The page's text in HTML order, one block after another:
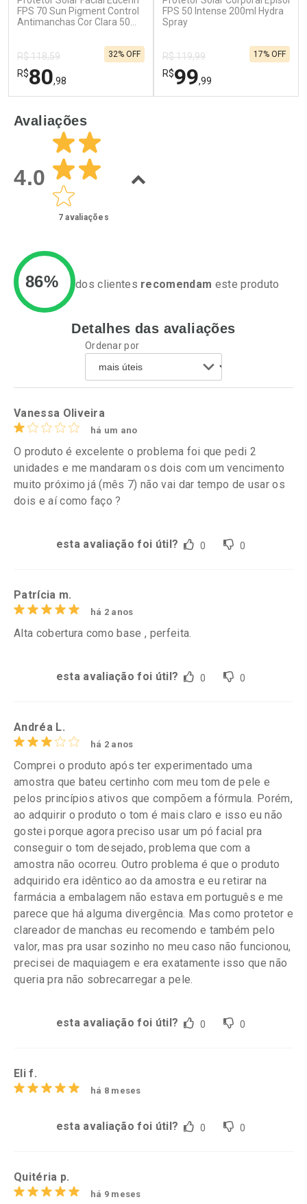
Comprar sem Desconto
Por R$ 49,27/cada
Comprar sem Desconto
Comprar sem Desconto
Por R$ 52,64/cada
Comprar sem Desconto
FPS 70 Sun Pigment Control
Antimanchas Cor Clara 50ml
R$ 118,59
R$80,98
32% OFF
Laboratório
Ativar Desconto
Comprar sem Desconto
Por R$ 80,98/cada
Por Menos
Comprar sem Desconto
FPS 50 Intense 200ml Hydra
Spray
R$ 119,99
R$99,99
17% OFF
Ativar Desconto
Comprar sem Desconto
Por R$ 99,99/cada
Por R$ 99,99/cada
Avaliações
4.0
7 avaliações
86% dos clientes recomendam este produto
Detalhes das avaliações
Ordenar por
Vanessa Oliveira
há um ano
O produto é excelente o problema foi que pedi 2
unidades e me mandaram os dois com um vencimento
muito próximo já (mês 7) não vai dar tempo de usar os
dois e aí como faço ?
esta avaliação foi útil? 0 0
Patrícia m.
há 2 anos
Alta cobertura como base , perfeita.
esta avaliação foi útil? 0 0
Andréa L.
há 2 anos
Comprei o produto após ter experimentado uma
amostra que bateu certinho com meu tom de pele e
pelos princípios ativos que compõem a fórmula. Porém,
ao adquirir o produto o tom é mais claro e isso eu não
gostei porque agora preciso usar um pó facial pra
conseguir o tom desejado, problema que com a
amostra não ocorreu. Outro problema é que o produto
adquirido era idêntico ao da amostra e eu retirar na
farmácia a embalagem não estava em português e me
parece que há alguma divergência. Mas como protetor e
clareador de manchas eu recomendo e também pelo
valor, mas pra usar sozinho no meu caso não funcionou,
precisei de maquiagem e era exatamente isso que não
queria pra não sobrecarregar a pele.
esta avaliação foi útil? 0 0
Eli f.
há 8 meses
esta avaliação foi útil? 0 0
Quitéria p.
há 9 meses